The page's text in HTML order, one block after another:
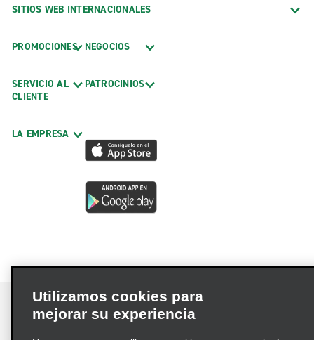
SITIOS WEB INTERNACIONALES
PROMOCIONES
SERVICIO AL
CLIENTE
LA EMPRESA
NEGOCIOS
PATROCINIOS
Utilizamos cookies para
mejorar su experiencia